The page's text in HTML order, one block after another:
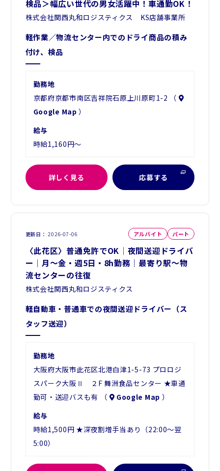
検品＞幅広い世代の男女活躍中！車通勤OK！
株式会社関西丸和ロジスティクス KS店舗事業所
軽作業／物流センター内でのドライ商品の積み
付け、検品
勤務地
京都府京都市南区吉祥院石原上川原町1-2 （
Google Map ）
給与
時給1,160円～
詳しく見る 応募する
更新日 2026-07-06 アルバイト パート
〈此花区〉普通免許でOK│夜間送迎ドライバ
ー│月～金・週5日・8h勤務│最寄り駅～物
流センターの往復
株式会社関西丸和ロジスティクス
軽自動車・普通車での夜間送迎ドライバー（ス
タッフ送迎）
勤務地
大阪府大阪市此花区北港白津1-5-73 プロロジ
スパーク大阪Ⅱ ２F 舞洲食品センター ★車通
勤可・送迎バスも有 （
Google Map ）
給与
時給1,500円 ★深夜割増手当あり（22:00～翌
5:00）